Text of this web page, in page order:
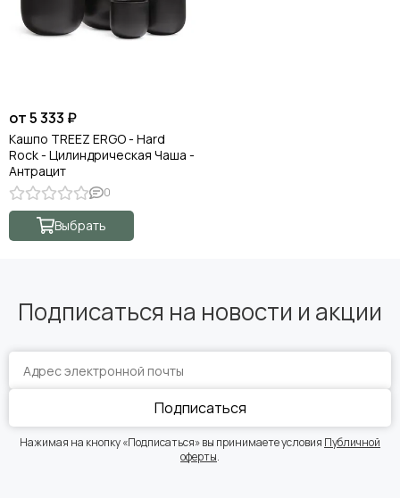
от 5 333 ₽
Кашпо TREEZ ERGO - Hard
Rock - Цилиндрическая Чаша -
Антрацит
0
Выбрать
Подписаться на новости и акции
Подписаться
Нажимая на кнопку «Подписаться» вы принимаете условия Публичной
оферты.